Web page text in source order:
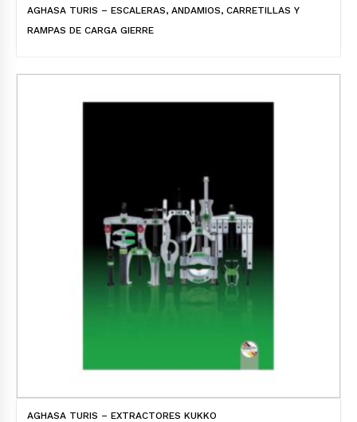
AGHASA TURIS – ESCALERAS, ANDAMIOS, CARRETILLAS Y
RAMPAS DE CARGA GIERRE
AGHASA TURIS – EXTRACTORES KUKKO